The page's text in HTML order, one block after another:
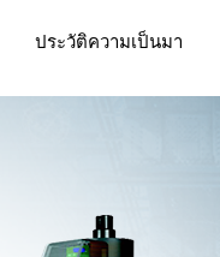
ประวัติความเป็นมา